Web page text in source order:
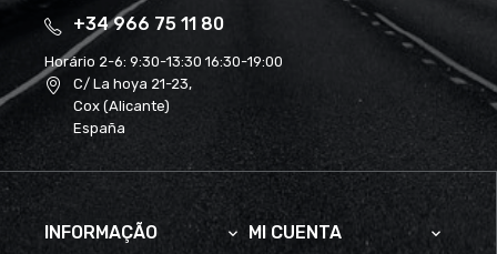
+34 966 75 11 80
Horário 2-6: 9:30-13:30 16:30-19:00
C/ La hoya 21-23,
Cox (Alicante)
España
INFORMAÇÃO  MI CUENTA 